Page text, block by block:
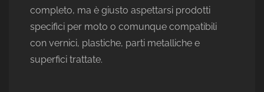
completo, ma è giusto aspettarsi prodotti
specifici per moto o comunque compatibili
con vernici, plastiche, parti metalliche e
superfici trattate.